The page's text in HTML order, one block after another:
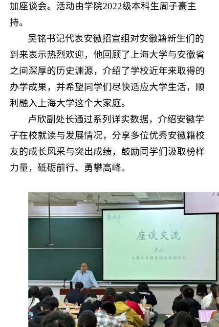
加座谈会。活动由学院2022级本科生周子豪主
持。
吴铭书记代表安徽招宣组对安徽籍新生们的
到来表示热烈欢迎，他回顾了上海大学与安徽省
之间深厚的历史渊源，介绍了学校近年来取得的
办学成果，并希望同学们尽快适应大学生活，顺
利融入上海大学这个大家庭。
卢欣副处长通过系列详实数据，介绍安徽学
子在校就读与发展情况，分享多位优秀安徽籍校
友的成长风采与突出成绩，鼓励同学们汲取榜样
力量，砥砺前行、勇攀高峰。